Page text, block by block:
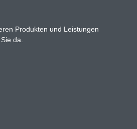
Produkten und Leistungen
da.